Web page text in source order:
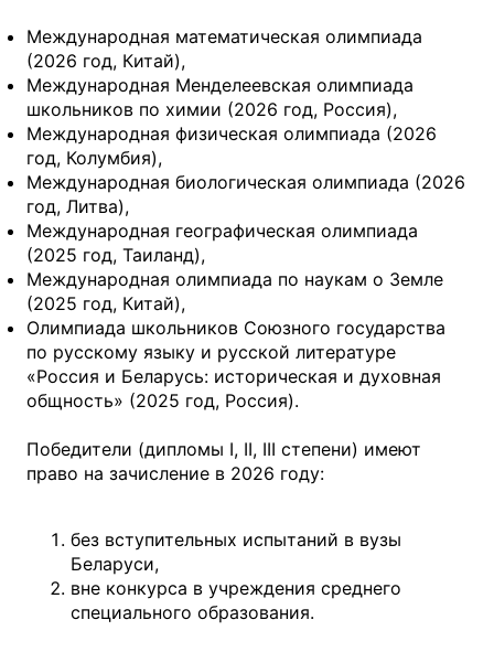
Международная математическая олимпиада
(2026 год, Китай),
Международная Менделеевская олимпиада
школьников по химии (2026 год, Россия),
Международная физическая олимпиада (2026
год, Колумбия),
Международная биологическая олимпиада (2026
год, Литва),
Международная географическая олимпиада
(2025 год, Таиланд),
Международная олимпиада по наукам о Земле
(2025 год, Китай),
Олимпиада школьников Союзного государства
по русскому языку и русской литературе
«Россия и Беларусь: историческая и духовная
общность» (2025 год, Россия).
Победители (дипломы I, II, III степени) имеют
право на зачисление в 2026 году:
без вступительных испытаний в вузы
Беларуси,
вне конкурса в учреждения среднего
специального образования.